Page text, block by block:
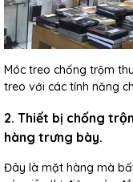
Móc treo chống trộm
treo với các tính năng
2. Thiết bị chống
hàng trưng bày.
Đây là mặt hàng mà